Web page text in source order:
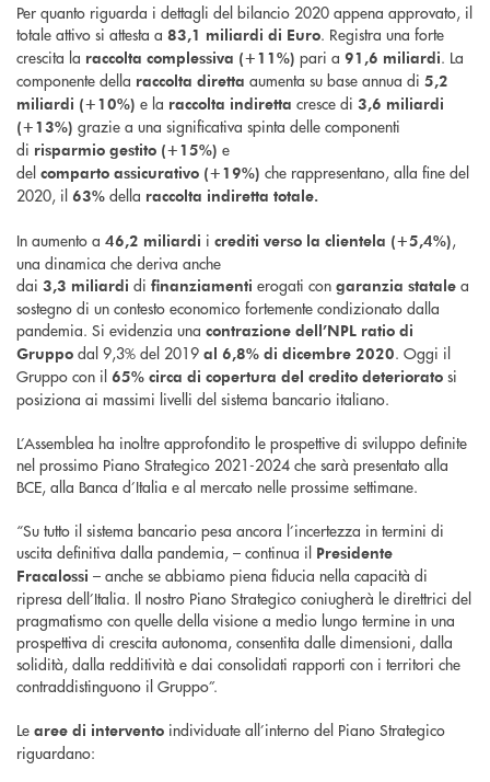
Per quanto riguarda i dettagli del bilancio 2020 appena approvato, il
totale attivo si attesta a 83,1 miliardi di Euro. Registra una forte
crescita la raccolta complessiva (+11%) pari a 91,6 miliardi. La
componente della raccolta diretta aumenta su base annua di 5,2
miliardi (+10%) e la raccolta indiretta cresce di 3,6 miliardi
(+13%) grazie a una significativa spinta delle componenti
di risparmio gestito (+15%) e
del comparto assicurativo (+19%) che rappresentano, alla fine del
2020, il 63% della raccolta indiretta totale.
In aumento a 46,2 miliardi i crediti verso la clientela (+5,4%),
una dinamica che deriva anche
dai 3,3 miliardi di finanziamenti erogati con garanzia statale a
sostegno di un contesto economico fortemente condizionato dalla
pandemia. Si evidenzia una contrazione dell’NPL ratio di
Gruppo dal 9,3% del 2019 al 6,8% di dicembre 2020. Oggi il
Gruppo con il 65% circa di copertura del credito deteriorato si
posiziona ai massimi livelli del sistema bancario italiano.
L’Assemblea ha inoltre approfondito le prospettive di sviluppo definite
nel prossimo Piano Strategico 2021-2024 che sarà presentato alla
BCE, alla Banca d’Italia e al mercato nelle prossime settimane.
“Su tutto il sistema bancario pesa ancora l’incertezza in termini di
uscita definitiva dalla pandemia, – continua il Presidente
Fracalossi – anche se abbiamo piena fiducia nella capacità di
ripresa dell’Italia. Il nostro Piano Strategico coniugherà le direttrici del
pragmatismo con quelle della visione a medio lungo termine in una
prospettiva di crescita autonoma, consentita dalle dimensioni, dalla
solidità, dalla redditività e dai consolidati rapporti con i territori che
contraddistinguono il Gruppo”.
Le aree di intervento individuate all’interno del Piano Strategico
riguardano: